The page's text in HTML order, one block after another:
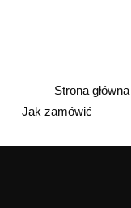
Strona główna
Jak zamówić